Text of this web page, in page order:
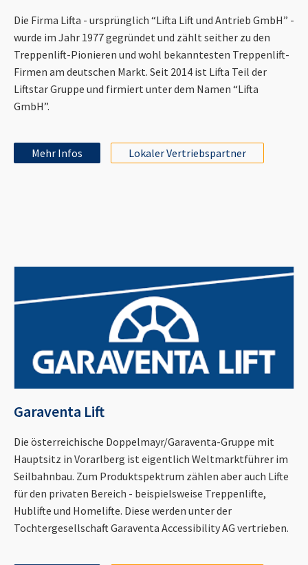
Die Firma Lifta - ursprünglich “Lifta Lift und Antrieb GmbH” -
wurde im Jahr 1977 gegründet und zählt seither zu den
Treppenlift-Pionieren und wohl bekanntesten Treppenlift-
Firmen am deutschen Markt. Seit 2014 ist Lifta Teil der
Liftstar Gruppe und firmiert unter dem Namen “Lifta
GmbH”.
Mehr Infos Lokaler Vertriebspartner
Garaventa Lift
Die österreichische Doppelmayr/Garaventa-Gruppe mit
Hauptsitz in Vorarlberg ist eigentlich Weltmarktführer im
Seilbahnbau. Zum Produktspektrum zählen aber auch Lifte
für den privaten Bereich - beispielsweise Treppenlifte,
Hublifte und Homelifte. Diese werden unter der
Tochtergesellschaft Garaventa Accessibility AG vertrieben.